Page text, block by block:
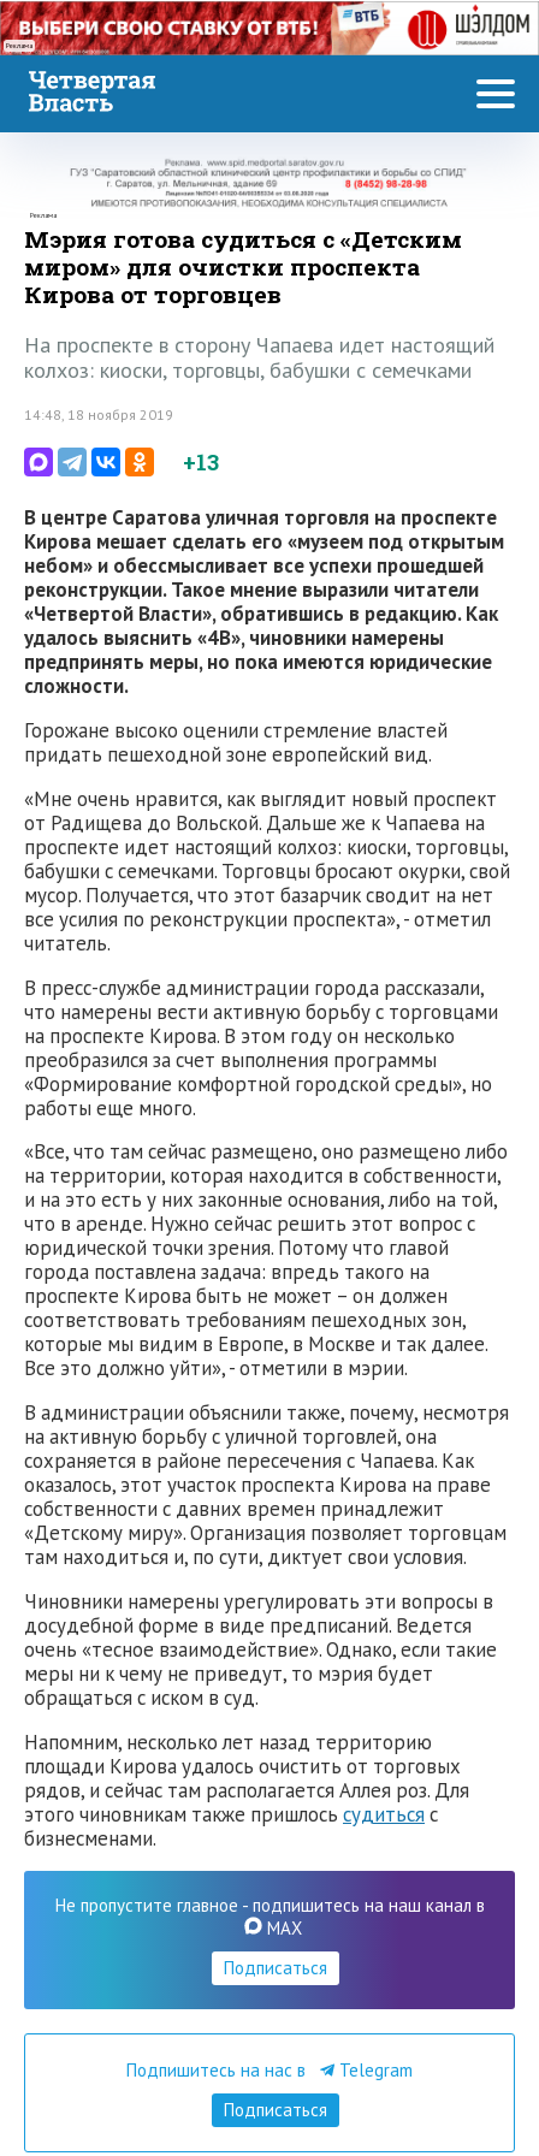
Реклама
Реклама
Мэрия готова судиться с «Детским
миром» для очистки проспекта
Кирова от торговцев
На проспекте в сторону Чапаева идет настоящий
колхоз: киоски, торговцы, бабушки с семечками
14:48, 18 ноября 2019
+13
В центре Саратова уличная торговля на проспекте
Кирова мешает сделать его «музеем под открытым
небом» и обессмысливает все успехи прошедшей
реконструкции. Такое мнение выразили читатели
«Четвертой Власти», обратившись в редакцию. Как
удалось выяснить «4В», чиновники намерены
предпринять меры, но пока имеются юридические
сложности.
Горожане высоко оценили стремление властей
придать пешеходной зоне европейский вид.
«Мне очень нравится, как выглядит новый проспект
от Радищева до Вольской. Дальше же к Чапаева на
проспекте идет настоящий колхоз: киоски, торговцы,
бабушки с семечками. Торговцы бросают окурки, свой
мусор. Получается, что этот базарчик сводит на нет
все усилия по реконструкции проспекта», - отметил
читатель.
В пресс-службе администрации города рассказали,
что намерены вести активную борьбу с торговцами
на проспекте Кирова. В этом году он несколько
преобразился за счет выполнения программы
«Формирование комфортной городской среды», но
работы еще много.
«Все, что там сейчас размещено, оно размещено либо
на территории, которая находится в собственности,
и на это есть у них законные основания, либо на той,
что в аренде. Нужно сейчас решить этот вопрос с
юридической точки зрения. Потому что главой
города поставлена задача: впредь такого на
проспекте Кирова быть не может – он должен
соответствовать требованиям пешеходных зон,
которые мы видим в Европе, в Москве и так далее.
Все это должно уйти», - отметили в мэрии.
В администрации объяснили также, почему, несмотря
на активную борьбу с уличной торговлей, она
сохраняется в районе пересечения с Чапаева. Как
оказалось, этот участок проспекта Кирова на праве
собственности с давних времен принадлежит
«Детскому миру». Организация позволяет торговцам
там находиться и, по сути, диктует свои условия.
Чиновники намерены урегулировать эти вопросы в
досудебной форме в виде предписаний. Ведется
очень «тесное взаимодействие». Однако, если такие
меры ни к чему не приведут, то мэрия будет
обращаться с иском в суд.
Напомним, несколько лет назад территорию
площади Кирова удалось очистить от торговых
рядов, и сейчас там располагается Аллея роз. Для
этого чиновникам также пришлось судиться с
бизнесменами.
Не пропустите главное - подпишитесь на наш канал в
MAX
Подписаться
Подпишитесь на нас в
Telegram
Подписаться